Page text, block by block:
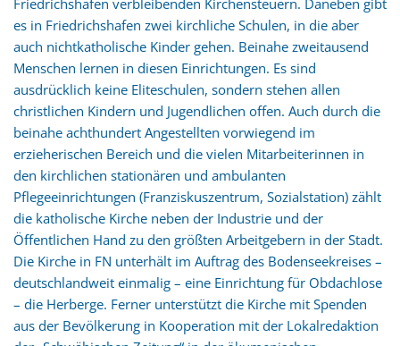
es in Friedrichshafen zwei kirchliche Schulen, in die aber
auch nichtkatholische Kinder gehen. Beinahe zweitausend
Menschen lernen in diesen Einrichtungen. Es sind
ausdrücklich keine Eliteschulen, sondern stehen allen
christlichen Kindern und Jugendlichen offen. Auch durch die
beinahe achthundert Angestellten vorwiegend im
erzieherischen Bereich und die vielen Mitarbeiterinnen in
den kirchlichen stationären und ambulanten
Pflegeeinrichtungen (Franziskuszentrum, Sozialstation) zählt
die katholische Kirche neben der Industrie und der
Öffentlichen Hand zu den größten Arbeitgebern in der Stadt.
Die Kirche in FN unterhält im Auftrag des Bodenseekreises –
deutschlandweit einmalig – eine Einrichtung für Obdachlose
– die Herberge. Ferner unterstützt die Kirche mit Spenden
aus der Bevölkerung in Kooperation mit der Lokalredaktion